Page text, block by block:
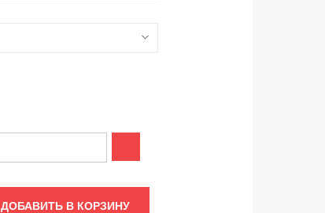
ДОБАВИТЬ В КОРЗИНУ